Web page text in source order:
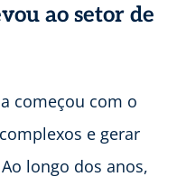
ao setor de
começou com o
e gerar
longo dos anos,